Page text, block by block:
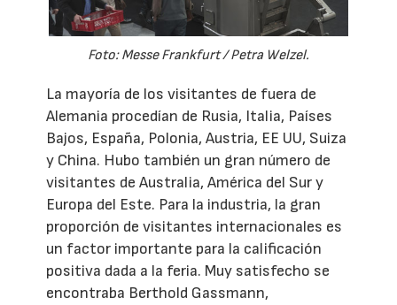
Foto: Messe Frankfurt / Petra Welzel.
La mayoría de los visitantes de fuera de
Alemania procedían de Rusia, Italia, Países
Bajos, España, Polonia, Austria, EE UU, Suiza
y China. Hubo también un gran número de
visitantes de Australia, América del Sur y
Europa del Este. Para la industria, la gran
proporción de visitantes internacionales es
un factor importante para la calificación
positiva dada a la feria. Muy satisfecho se
encontraba Berthold Gassmann,